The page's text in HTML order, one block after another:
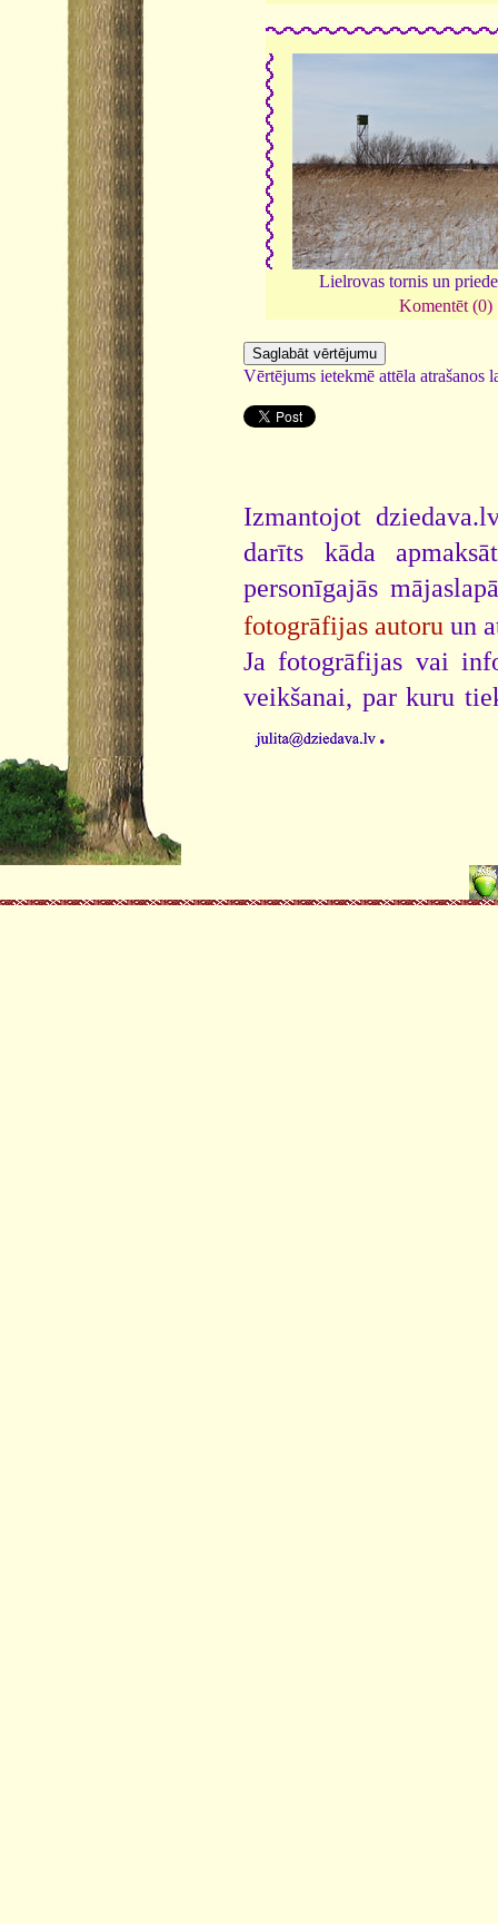
Lielrovas tornis un
Komentēt (0)
Vērtējums ietekmē attēla atrašanos
Izmantojot
darīts kāda
personīgajās
fotogrāfijas autoru un
Ja fotogrāfijas vai
veikšanai, par kuru
.